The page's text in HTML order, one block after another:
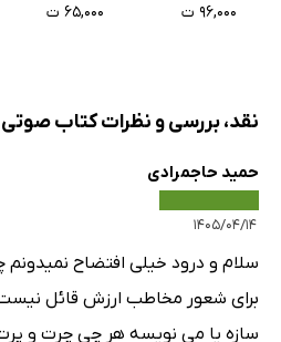
۹۶,۰۰۰ ت
۶۵,۰۰۰ ت
نقد، بررسی و نظرات کتاب
حمید حاجمرادی
۱۴۰۵/۰۴/۱۴
سلام و درود خیلی افتضاح
برای شعور مخاطب ارزش قائل
سازه یا می نویسه هر چی چرت و پرت